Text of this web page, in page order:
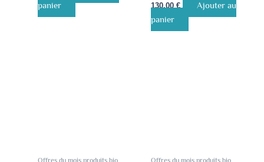
panier
130.00€
Ajouter au
panier